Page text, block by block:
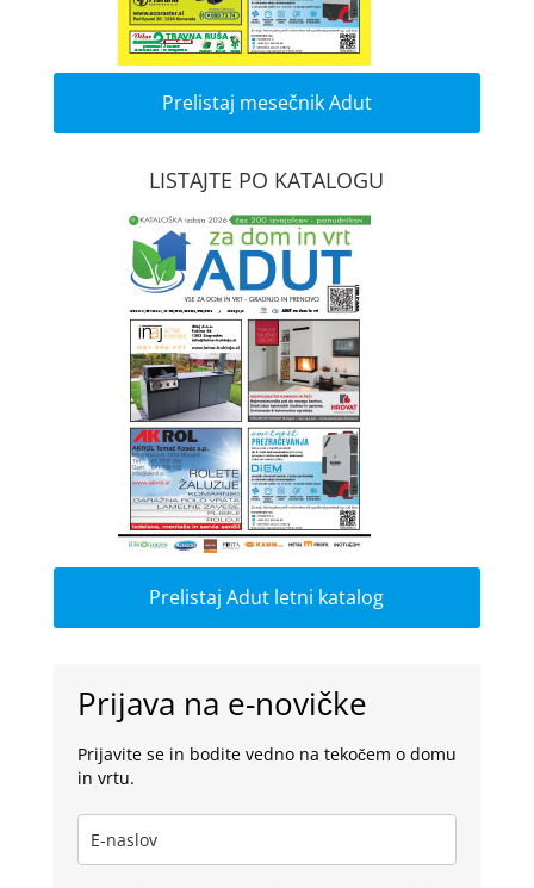
Prelistaj mesečnik Adut
LISTAJTE PO KATALOGU
Prelistaj Adut letni katalog
Prijava na e-novičke
Prijavite se in bodite vedno na tekočem o domu
in vrtu.